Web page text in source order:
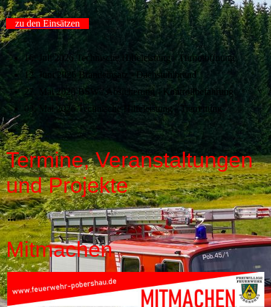
zu den Einsätzen
16. Juli 2026 Technische Hilfeleistung - Türnotöffnung
12. Juni 2026 Brandeinsatz - Dachstuhlbrand
27. Mai 2026 BSW / Absicherung - Kontrollbefahrung
03. Mai 2026 Technische Hilfeleistung - Tierrettung
Termine, Veranstaltungen
und Projekte
Mitmachen